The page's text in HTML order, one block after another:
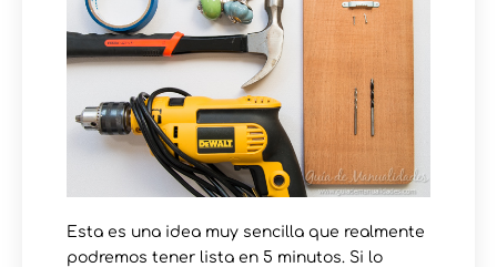
Esta es una idea muy sencilla que realmente
podremos tener lista en 5 minutos. Si lo